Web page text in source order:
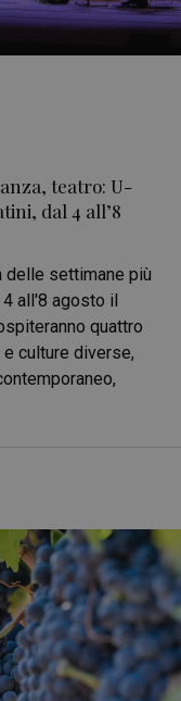
teatro: U-
dal 4 all’8
delle settimane più
all'8 agosto il
quattro
culture diverse,